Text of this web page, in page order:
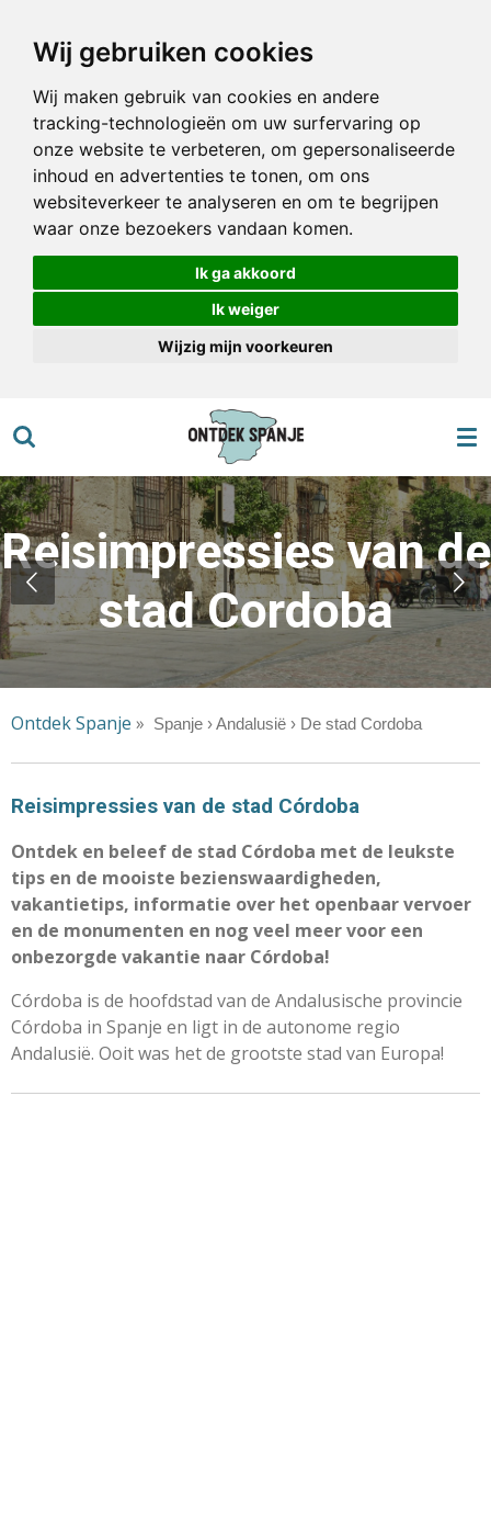
Wij gebruiken cookies
Wij maken gebruik van cookies en andere
tracking-technologieën om uw surfervaring op
onze website te verbeteren, om gepersonaliseerde
inhoud en advertenties te tonen, om ons
websiteverkeer te analyseren en om te begrijpen
waar onze bezoekers vandaan komen.
Ik ga akkoord
Ik weiger
Wijzig mijn voorkeuren
direct
hoofdinhoud
Reisimpressies van de
stad Cordoba
Ontdek Spanje » Spanje › Andalusië › De stad Cordoba
Reisimpressies van de stad Córdoba
Ontdek en beleef de stad Córdoba met de leukste
tips en de mooiste bezienswaardigheden,
vakantietips, informatie over het openbaar vervoer
en de monumenten en nog veel meer voor een
onbezorgde vakantie naar Córdoba!
Córdoba is de hoofdstad van de Andalusische provincie
Córdoba in Spanje en ligt in de autonome regio
Andalusië. Ooit was het de grootste stad van Europa!